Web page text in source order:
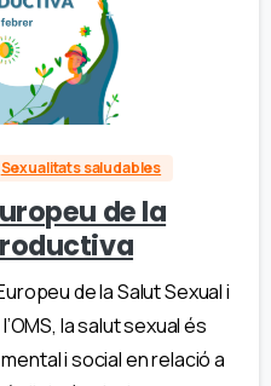
Sexualitats saludables
de la
de la Salut Sexual i
la salut sexual és
i social en relació a